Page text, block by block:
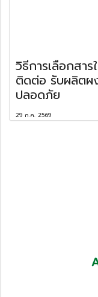
วิธีการเลือกสา
ติดต่อ รับผลิตผ
ปลอดภัย
29 ก.ค. 2569